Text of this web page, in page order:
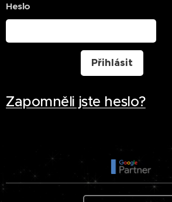
Heslo
Přihlásit
Zapomněli jste heslo?